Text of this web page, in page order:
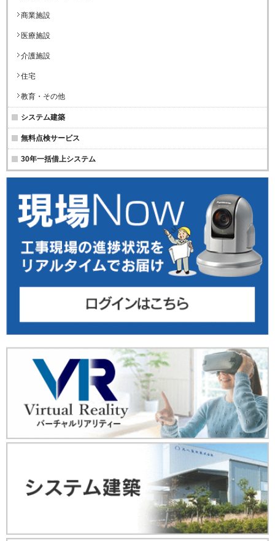
商業施設
医療施設
介護施設
住宅
教育・その他
システム建築
無料点検サービス
30年一括借上システム